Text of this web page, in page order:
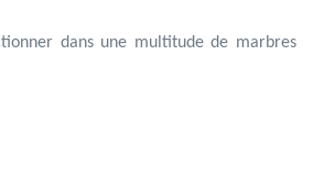
dans une multitude de marbres